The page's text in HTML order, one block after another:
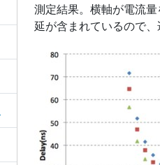
測定結果。横軸が電流
延が含まれているので、